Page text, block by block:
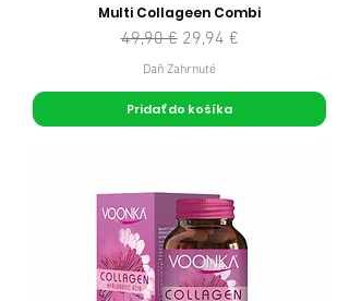
Multi Collageen Combi
Normálna cena
49,90 € Zľavnená cena
29,94 €
Daň Zahrnuté
Pridať do košíka